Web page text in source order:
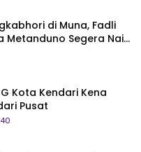
di Muna, Fadli
Metanduno Segera Naik
Nasional
Kota Kendari Kena
Pusat